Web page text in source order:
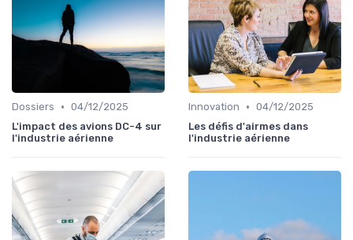
Dossiers • 04/12/2025
L'impact des avions DC-4 sur
l'industrie aérienne
Innovation • 04/12/2025
Les défis d'airmes dans
l'industrie aérienne